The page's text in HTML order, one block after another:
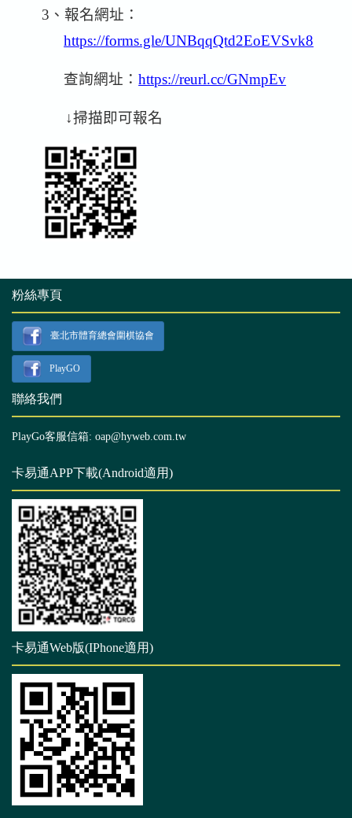
粉絲專頁
臺北市體育總會圍棋協會
PlayGO
聯絡我們
PlayGo客服信箱: oap@hyweb.com.tw
卡易通APP下載(Android適用)
卡易通Web版(IPhone適用)